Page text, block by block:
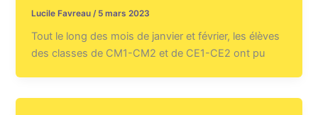
Lucile Favreau / 5 mars 2023
Tout le long des mois de janvier et février, les élèves
des classes de CM1-CM2 et de CE1-CE2 ont pu